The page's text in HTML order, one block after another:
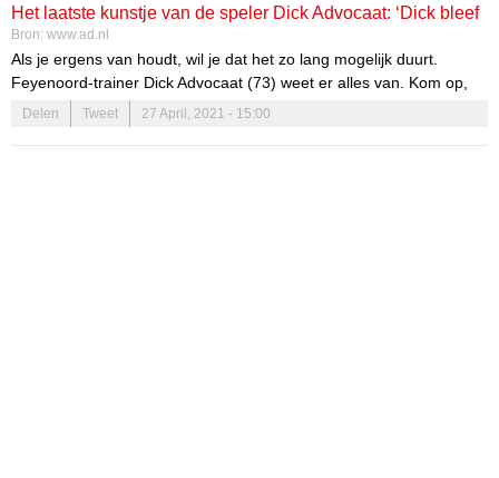
Het laatste kunstje van de speler Dick Advocaat: ‘Dick bleef
na de wedstrijd nooit hangen’
Bron: www.ad.nl
Als je ergens van houdt, wil je dat het zo lang mogelijk duurt.
Feyenoord-trainer Dick Advocaat (73) weet er alles van. Kom op,
mee terug naar het Duindorp SV van 1984. ,,Dick speelde ook
weleens in het tweede, die trapten om 10.00 uur af. Kon-ie daarna
Delen Tweet 27 April, 2021 - 15:00